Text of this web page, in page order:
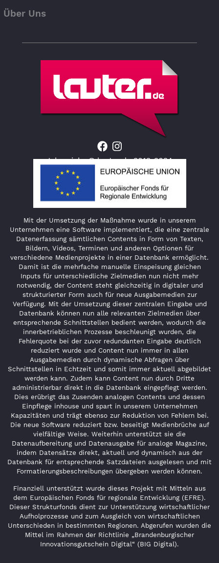
Über Uns
Jahresjahr © lauter.de 2012-2024
Mit der Umsetzung der Maßnahme wurde in unserem
Unternehmen eine Software implementiert, die eine zentrale
Datenerfassung sämtlichen Contents in Form von Texten,
Bildern, Videos, Terminen und anderen Optionen für
verschiedene Medienprojekte in einer Datenbank ermöglicht.
Damit ist die mehrfache manuelle Einspeisung gleichen
Inputs für unterschiedliche Zielmedien nun nicht mehr
notwendig, der Content steht gleichzeitig in digitaler und
strukturierter Form auch für neue Ausgabemedien zur
Verfügung. Mit der Umsetzung dieser zentralen Eingabe und
Datenbank können nun alle relevanten Zielmedien über
entsprechende Schnittstellen bedient werden, wodurch die
innerbetrieblichen Prozesse beschleunigt wurden, die
Fehlerquote bei der zuvor redundanten Eingabe deutlich
reduziert wurde und Content nun immer in allen
Ausgabemedien durch dynamische Abfragen über
Schnittstellen in Echtzeit und somit immer aktuell abgebildet
werden kann. Zudem kann Content nun durch Dritte
administrierbar direkt in die Datenbank eingepflegt werden.
Dies erübrigt das Zusenden analogen Contents und dessen
Einpflege inhouse und spart in unserem Unternehmen
Kapazitäten und trägt ebenso zur Reduktion von Fehlern bei.
Die neue Software reduziert bzw. beseitigt Medienbrüche auf
vielfältige Weise. Weiterhin unterstützt sie die
Datenaufbereitung und Datenausgabe für analoge Magazine,
indem Datensätze direkt, aktuell und dynamisch aus der
Datenbank für entsprechende Satzdateien ausgelesen und mit
Formatierungsbeschreibungen übergeben werden können.
Finanziell unterstützt wurde dieses Projekt mit Mitteln aus
dem Europäischen Fonds für regionale Entwicklung (EFRE).
Dieser Strukturfonds dient zur Unterstützung wirtschaftlicher
Aufholprozesse und zum Ausgleich von wirtschaftlichen
Unterschieden in bestimmten Regionen. Abgerufen wurden die
Mittel im Rahmen der Richtlinie „Brandenburgischer
Innovationsgutschein Digital“ (BIG Digital).